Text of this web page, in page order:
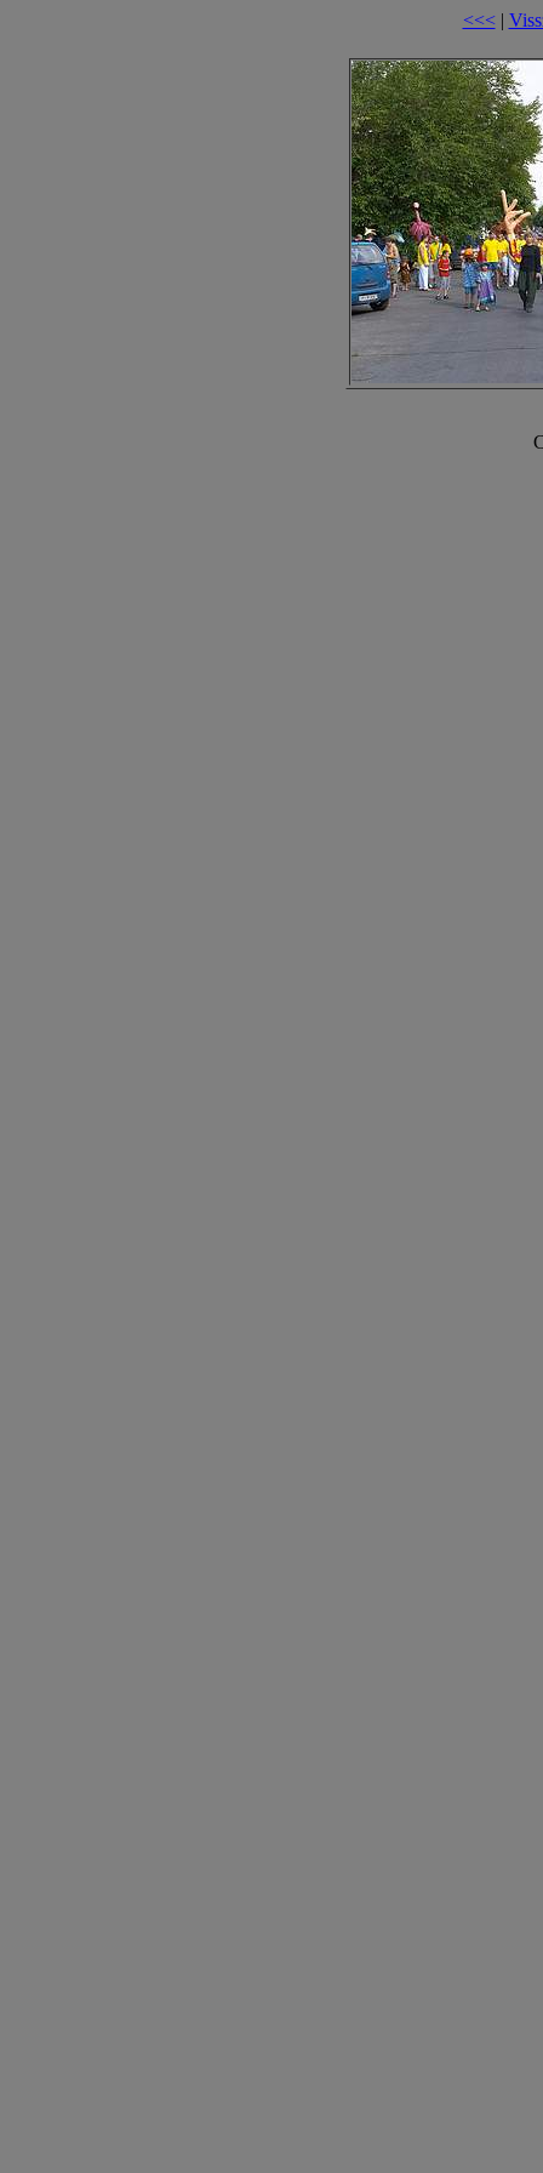
<<< |